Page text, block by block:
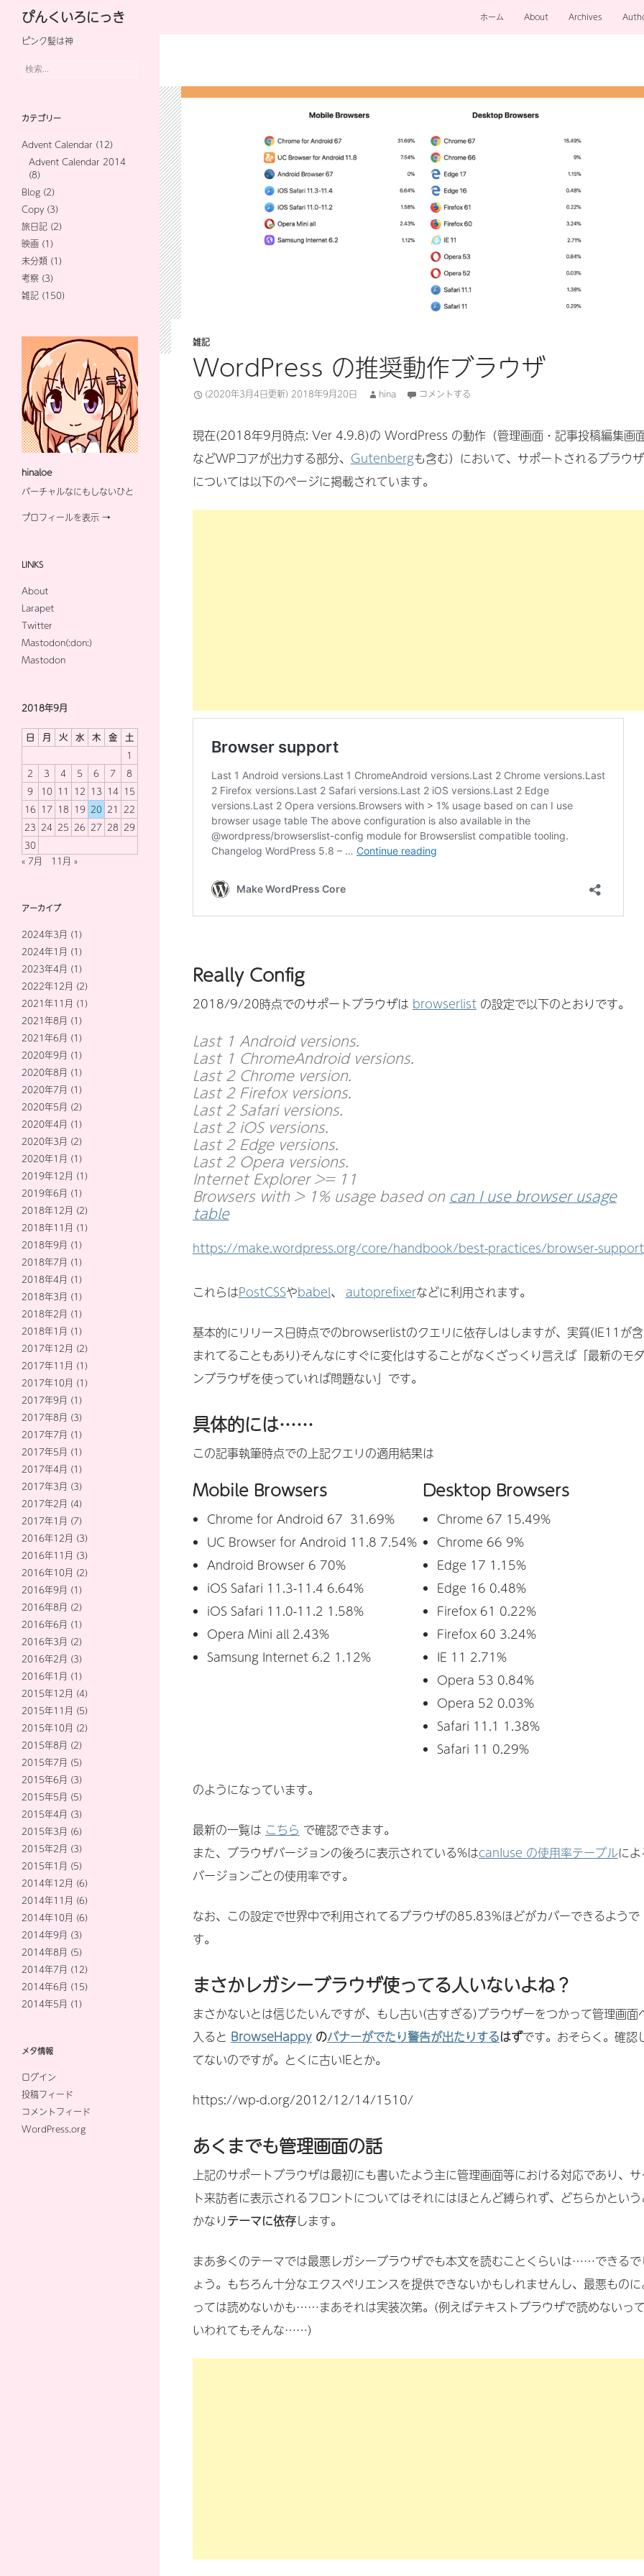
ぴんくいろにっき ホーム About Archives
雑記
WordPress の推奨動作ブラウザ
(2020年3月4日更新) 2018年9月20日 hina コメントする
現在(2018年9月時点: Ver 4.9.8)の WordPress の動作（管理画面・記事投稿編集画
などWPコアが出力する部分、 Gutenbergも含む）において、サポートされるブラウザ
については以下のページに掲載されています。
Really Config
2018/9/20時点でのサポートブラウザは browserlistの設定で以下のとおりです。
Last 1 Android versions.
Last 1 ChromeAndroid versions.
Last 2 Chrome version.
Last 2 Firefox versions.
Last 2 Safari versions.
Last 2 iOS versions.
Last 2 Edge versions.
Last 2 Opera versions.
Internet Explorer >= 11
Browsers with > 1% usage based on can I use browser usage
table
https://make.wordpress.org/core/handbook/best-practices/browser-
これらはPostCSSやbabel、 autoprefixerなどに利用されます。
基本的にリリース日時点でのbrowserlistのクエリに依存しはしますが、実質(IE11が含
まれてることもあり)そんなにすぐに変化はすることがなくざっくり言えば「最新のモ
ンブラウザを使っていれば問題ない」です。
具体的には……
この記事執筆時点での上記クエリの適用結果は
Mobile Browsers
Chrome for Android 67 31.69%
UC Browser for Android 11.8 7.54%
Android Browser 6 70%
iOS Safari 11.3-11.4 6.64%
iOS Safari 11.0-11.2 1.58%
Opera Mini all 2.43%
Samsung Internet 6.2 1.12%
Desktop Browsers
Chrome 67 15.49%
Chrome 66 9%
Edge 17 1.15%
Edge 16 0.48%
Firefox 61 0.22%
Firefox 60 3.24%
IE 11 2.71%
Opera 53 0.84%
Opera 52 0.03%
Safari 11.1 1.38%
Safari 11 0.29%
のようになっています。
最新の一覧は こちら で確認できます。
また、ブラウザバージョンの後ろに表示されている%はcanIuse の使用率テーブルによ
バージョンごとの使用率です。
なお、この設定で世界中で利用されてるブラウザの85.83%ほどがカバーできるようで
す。
まさかレガシーブラウザ使ってる人いないよね？
まさかないとは信じたいんですが、もし古い(古すぎる)ブラウザーをつかって管理画面
入ると BrowseHappyのバナーがでたり警告が出たりするはずです。おそらく。確認
てないのですが。とくに古いIEとか。
https://wp-d.org/2012/12/14/1510/
あくまでも管理画面の話
上記のサポートブラウザは最初にも書いたよう主に管理画面等における対応であり、
ト来訪者に表示されるフロントについてはそれにはほとんど縛られず、どちらかとい
かなりテーマに依存します。
まあ多くのテーマでは最悪レガシーブラウザでも本文を読むことくらいは……できるで
ょう。もちろん十分なエクスペリエンスを提供できないかもしれませんし、最悪もの
っては読めないかも……まあそれは実装次第。(例えばテキストブラウザで読めないっ
いわれてもそんな……)
ピンク髪は神
検
カテゴリー
Advent Calendar (12)
Advent Calendar 2014
(8)
Blog (2)
Copy (3)
旅日記 (2)
映画 (1)
未分類 (1)
考察 (3)
雑記 (150)
hinaloe
バーチャルなにもしないひと
プロフィールを表示 →
LINKS
About
Larapet
Twitter
Mastodon(:don:)
Mastodon
2018年9月
日 月 火 水 木 金
土
1
2
3 4 5 6 7
8
9
10 11 12 13 14 15
16 17 18 19 20 21 22
23 24 25 26 27 28 29
30
« 7月
11月 »
アーカイブ
2024年3月 (1)
2024年1月 (1)
2023年4月 (1)
2022年12月 (2)
2021年11月 (1)
2021年8月 (1)
2021年6月 (1)
2020年9月 (1)
2020年8月 (1)
2020年7月 (1)
2020年5月 (2)
2020年4月 (1)
2020年3月 (2)
2020年1月 (1)
2019年12月 (1)
2019年6月 (1)
2018年12月 (2)
2018年11月 (1)
2018年9月 (1)
2018年7月 (1)
2018年4月 (1)
2018年3月 (1)
2018年2月 (1)
2018年1月 (1)
2017年12月 (2)
2017年11月 (1)
2017年10月 (1)
2017年9月 (1)
2017年8月 (3)
2017年7月 (1)
2017年5月 (1)
2017年4月 (1)
2017年3月 (3)
2017年2月 (4)
2017年1月 (7)
2016年12月 (3)
2016年11月 (3)
2016年10月 (2)
2016年9月 (1)
2016年8月 (2)
2016年6月 (1)
2016年3月 (2)
2016年2月 (3)
2016年1月 (1)
2015年12月 (4)
2015年11月 (5)
2015年10月 (2)
2015年8月 (2)
2015年7月 (5)
2015年6月 (3)
2015年5月 (5)
2015年4月 (3)
2015年3月 (6)
2015年2月 (3)
2015年1月 (5)
2014年12月 (6)
2014年11月 (6)
2014年10月 (6)
2014年9月 (3)
2014年8月 (5)
2014年7月 (12)
2014年6月 (15)
2014年5月 (1)
メタ情報
ログイン
投稿フィード
コメントフィード
WordPress.org